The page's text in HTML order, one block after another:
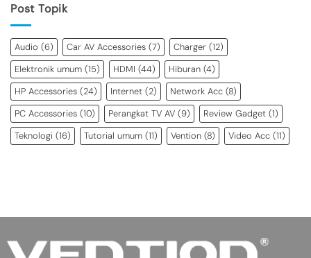
Post Topik
Audio (6) Car AV Accessories (7) Charger (12)
Elektronik umum (15) HDMI (44) Hiburan (4)
HP Accessories (24) Internet (2) Network Acc (8)
PC Accessories (10) Perangkat TV AV (9) Review Gadget (1)
Teknologi (16) Tutorial umum (11) Vention (8) Video Acc (11)